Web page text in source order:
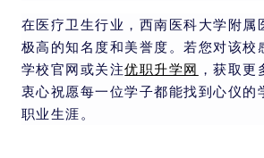
在医疗卫生行业，西南医科大学附属
极高的知名度和美誉度。若您对该校
学校官网或关注优职升学网 ，获取
衷心祝愿每一位学子都能找到心仪的
职业生涯。